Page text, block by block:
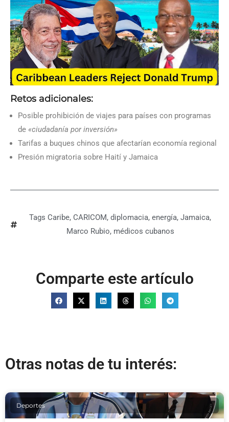
Retos adicionales:
Posible prohibición de viajes para países con programas
de «ciudadanía por inversión»
Tarifas a buques chinos que afectarían economía regional
Presión migratoria sobre Haití y Jamaica
Tags Caribe, CARICOM, diplomacia, energía, Jamaica,
Marco Rubio, médicos cubanos
Comparte este artículo
Otras notas de tu interés:
Deportes